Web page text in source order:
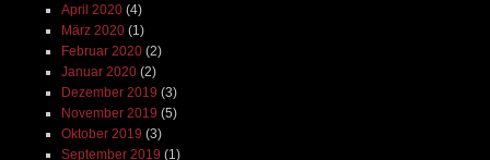
April 2020(4)
März 2020(1)
Februar 2020(2)
Januar 2020(2)
Dezember 2019 (3)
November 2019 (5)
Oktober 2019 (3)
September 2019 (1)